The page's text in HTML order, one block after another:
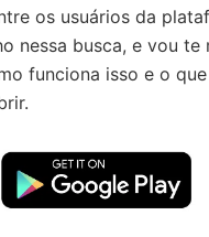
os usuários da
nessa busca, e vou te
funciona isso e o